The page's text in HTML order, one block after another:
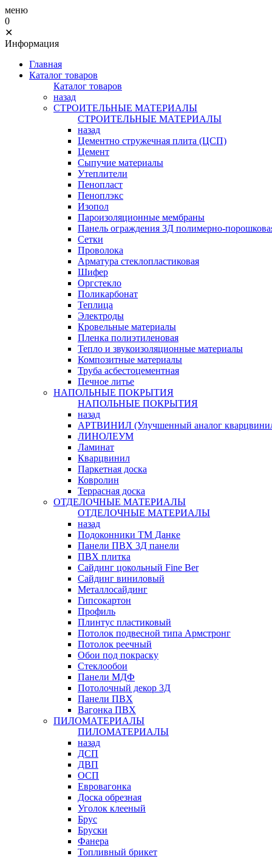
меню
0
✕
Информация
Главная
Каталог товаров
Каталог товаров
назад
СТРОИТЕЛЬНЫЕ МАТЕРИАЛЫ
СТРОИТЕЛЬНЫЕ МАТЕРИАЛЫ
назад
Цементно стружечная плита (ЦСП)
Цемент
Сыпучие материалы
Утеплители
Пенопласт
Пеноплэкс
Изопол
Пароизоляционные мембраны
Панель ограждения 3Д полимерно-
Сетки
Проволока
Арматура стеклопластиковая
Шифер
Оргстекло
Поликарбонат
Теплица
Электроды
Кровельные материалы
Пленка полиэтиленовая
Тепло и звукоизоляционные материалы
Композитные материалы
Труба асбестоцементная
Печное литье
НАПОЛЬНЫЕ ПОКРЫТИЯ
НАПОЛЬНЫЕ ПОКРЫТИЯ
назад
АРТВИНИЛ (Улучшенный аналог
ЛИНОЛЕУМ
Ламинат
Кварцвинил
Паркетная доска
Ковролин
Террасная доска
ОТДЕЛОЧНЫЕ МАТЕРИАЛЫ
ОТДЕЛОЧНЫЕ МАТЕРИАЛЫ
назад
Подоконники ТМ Данке
Панели ПВХ 3Д панели
ПВХ плитка
Сайдинг цокольный Fine Ber
Сайдинг виниловый
Металлосайдинг
Гипсокартон
Профиль
Плинтус пластиковый
Потолок подвесной типа Армстронг
Потолок реечный
Обои под покраску
Стеклообои
Панели МДФ
Потолочный декор 3Д
Панели ПВХ
Вагонка ПВХ
ПИЛОМАТЕРИАЛЫ
ПИЛОМАТЕРИАЛЫ
назад
ДСП
ДВП
ОСП
Евровагонка
Доска обрезная
Уголок клееный
Брус
Бруски
Фанера
Топливный брикет